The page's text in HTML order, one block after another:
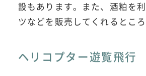
設もあります。また、酒粕を
ツなどを販売してくれるところ
ヘリコプター遊覧飛行